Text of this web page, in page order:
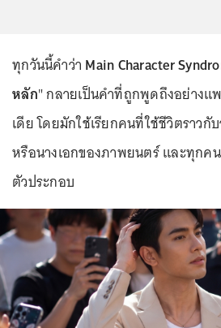
ทุกวันนี้คำว่า Main Character
หลัก" กลายเป็นคำที่ถูกพูดถึงอย่างแ
เดีย โดยมักใช้เรียกคนที่ใช้ชีวิตราวกั
หรือนางเอกของภาพยนตร์ และทุกค
ตัวประกอบ